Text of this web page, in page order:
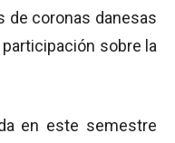
de coronas danesas
sobre la
en este semestre